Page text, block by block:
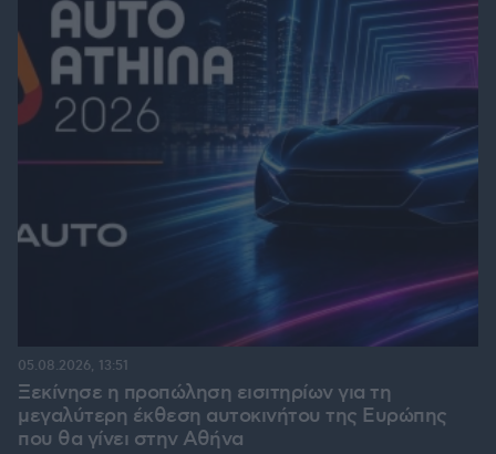
Ξεκίνησε η προπώληση εισιτηρίων για τη
μεγαλύτερη έκθεση αυτοκινήτου της Ευρώπης
που θα γίνει στην Αθήνα
05.08.2026, 13:51